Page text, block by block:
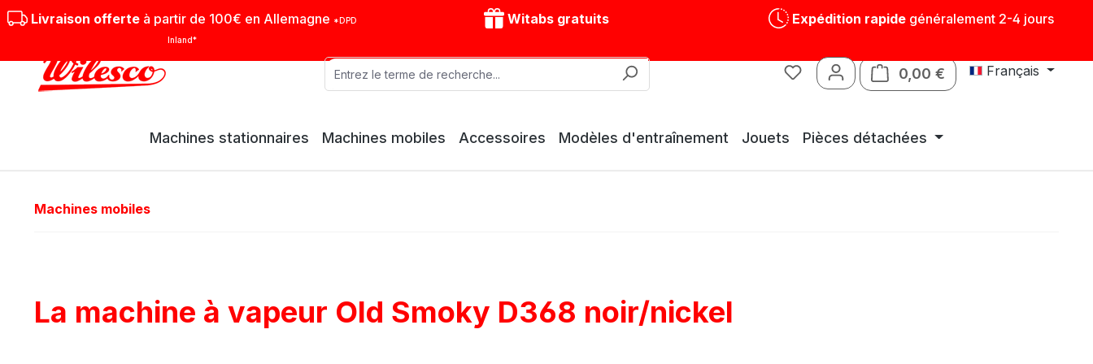
au contenu principal
Passer à la recherche
Passer à la navigation principale
Livraison offerte à partir de 100€ en Allemagne *DPD
Inland*
Witabs gratuits Expédition rapidegénéralement 2-4 jours
0,00 € Le panier contient 0
Français
Machines stationnaires Machines mobiles Accessoires Modèles d'entraînement Jouets Pièces détachées
Machines mobiles
La machine à vapeur Old Smoky D368 noir/nickel